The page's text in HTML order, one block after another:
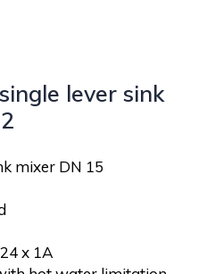
lever sink
mixer DN 15
x 1A